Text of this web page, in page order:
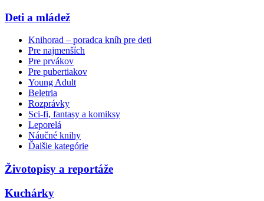
Deti a mládež
Knihorad – poradca kníh pre deti
Pre najmenších
Pre prvákov
Pre pubertiakov
Young Adult
Beletria
Rozprávky
Sci-fi, fantasy a komiksy
Leporelá
Náučné knihy
Ďalšie kategórie
Životopisy a reportáže
Kuchárky